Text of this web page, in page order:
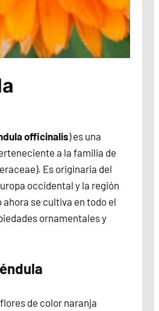
officinalis) es una
a la familia de
Es originaria del
occidental y la región
se cultiva en todo el
ornamentales y
de color naranja